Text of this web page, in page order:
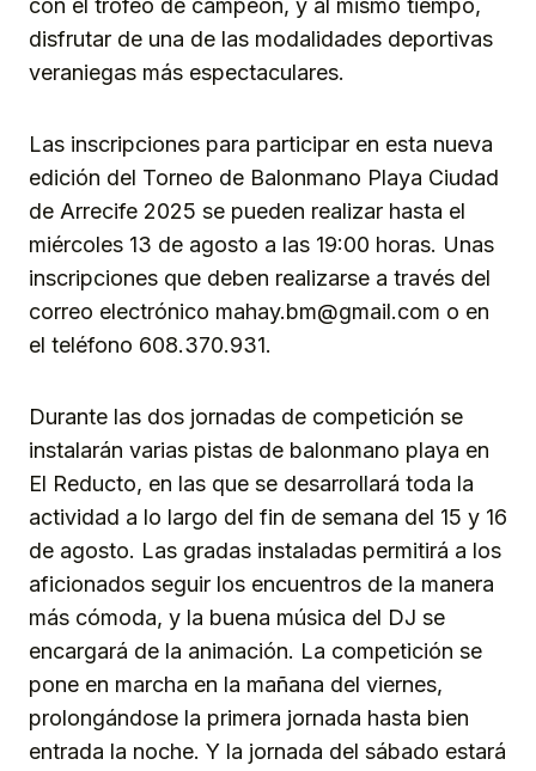
con el trofeo de campeón, y al mismo tiempo,
disfrutar de una de las modalidades deportivas
veraniegas más espectaculares.
Las inscripciones para participar en esta nueva
edición del Torneo de Balonmano Playa Ciudad
de Arrecife 2025 se pueden realizar hasta el
miércoles 13 de agosto a las 19:00 horas. Unas
inscripciones que deben realizarse a través del
correo electrónico mahay.bm@gmail.com o en
el teléfono 608.370.931.
Durante las dos jornadas de competición se
instalarán varias pistas de balonmano playa en
El Reducto, en las que se desarrollará toda la
actividad a lo largo del fin de semana del 15 y 16
de agosto. Las gradas instaladas permitirá a los
aficionados seguir los encuentros de la manera
más cómoda, y la buena música del DJ se
encargará de la animación. La competición se
pone en marcha en la mañana del viernes,
prolongándose la primera jornada hasta bien
entrada la noche. Y la jornada del sábado estará